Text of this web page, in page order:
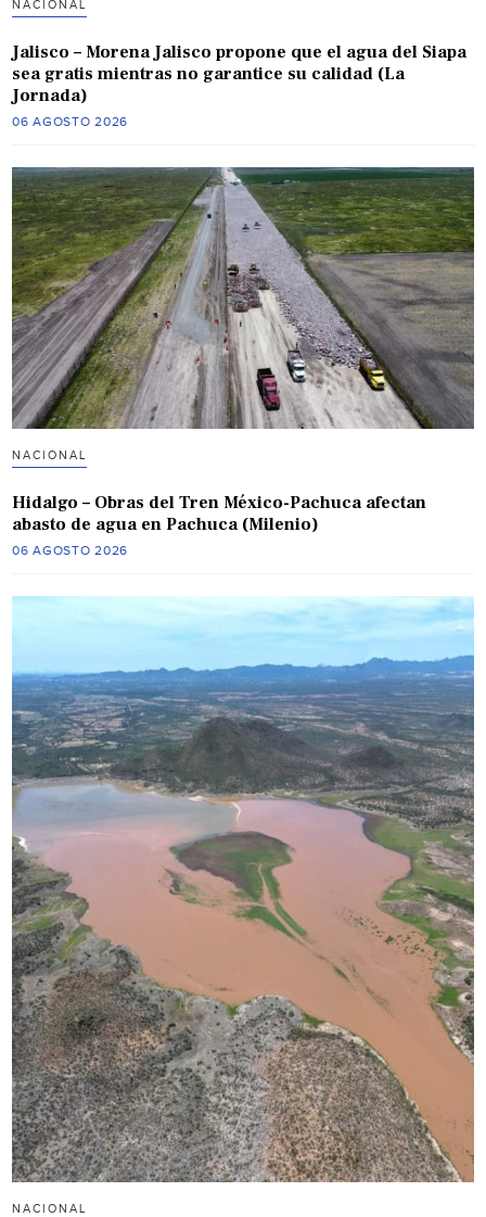
NACIONAL
Jalisco – Morena Jalisco propone que el agua del Siapa
sea gratis mientras no garantice su calidad (La
Jornada)
06 AGOSTO 2026
NACIONAL
Hidalgo – Obras del Tren México-Pachuca afectan
abasto de agua en Pachuca (Milenio)
06 AGOSTO 2026
NACIONAL